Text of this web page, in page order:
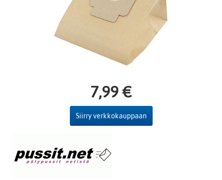
7,99 €
Siirry verkkokauppaan